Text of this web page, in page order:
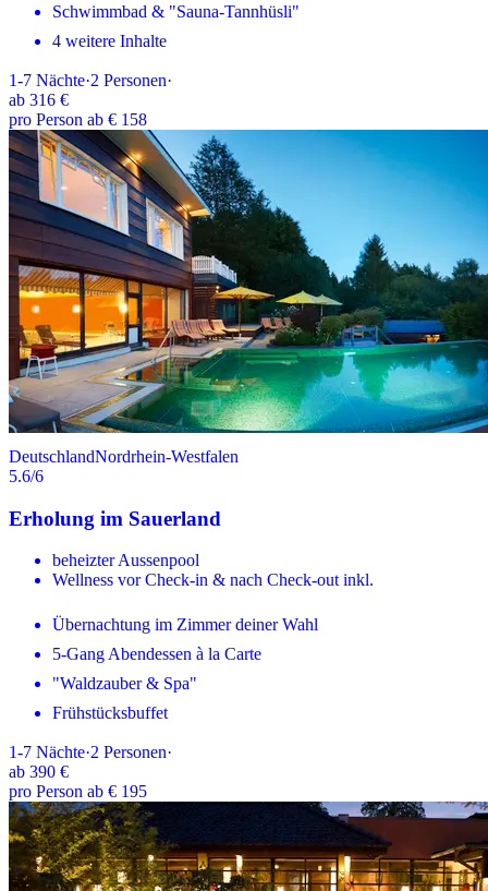
Schwimmbad & "Sauna-Tannhüsli"
4 weitere Inhalte
1-7 Nächte·2 Personen·
ab 316 €
pro Person ab € 158
DeutschlandNordrhein-Westfalen
5.6/6
Erholung im Sauerland
beheizter Aussenpool
Wellness vor Check-in & nach Check-out inkl.
Übernachtung im Zimmer deiner Wahl
5-Gang Abendessen à la Carte
"Waldzauber & Spa"
Frühstücksbuffet
1-7 Nächte·2 Personen·
ab 390 €
pro Person ab € 195